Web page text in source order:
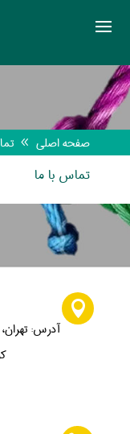
صفحه اصلی 8
تماس با ما

آدرس: